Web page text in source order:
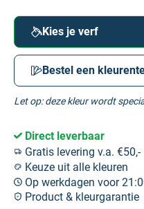
Kies je verf
Bestel een
Let op: deze kleur wordt
Direct leverbaar
Gratis levering v.a. €50,-
Keuze uit alle kleuren
Op werkdagen voor
Product & kleurgarantie